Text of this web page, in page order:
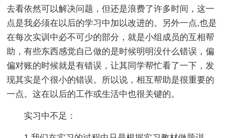
去看依然可以解决问题，但还是浪费了许多时间，这一
点是我必须在以后的学习中加以改进的。另外一点,也是
在每次实训中必不可少的部分，就是小组成员的互相帮
助，有些东西感觉自己做的是时候明明没什么错误，偏
偏对账的时候就是有错误，让其同学帮忙看了一下，发
现其实是个很小的错误。所以说，相互帮助是很重要的
一点。这在以后的工作或生活中也很关键的。
实习中不足：